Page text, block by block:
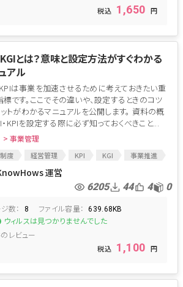
1,650
KGIとは？意味と設定方法がすぐわかる
アル
は事業を加速させるために考えておきたい重
です。ここでその違いや、設定するときのコツ
トがわかるマニュアルを公開します。 資料の概
KPIを設定する際に必ず知っておくべきこと...
> 事業管理
度 経営管理 KPI KGI
事業推進
人事制度運営
6205 44 4 0
数： 8 ファイル容量： 639.68KB
ウィルスは見つかりませんでした
レビュー
1,100